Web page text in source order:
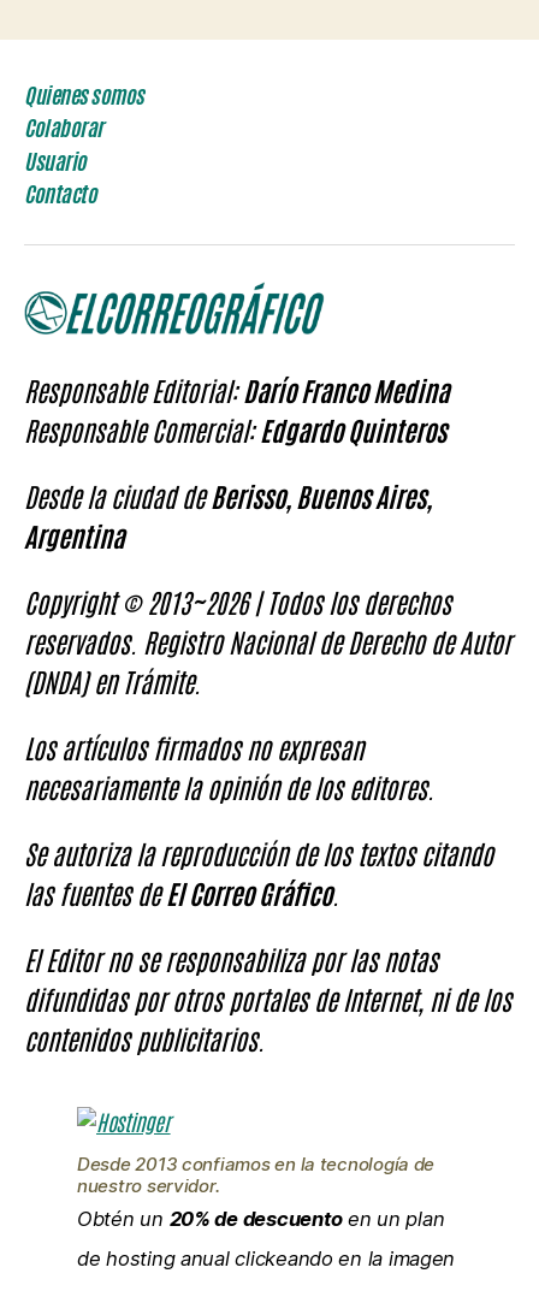
Quienes somos
Colaborar
Usuario
Contacto
Responsable Editorial:Darío Franco Medina
Responsable Comercial:Edgardo Quinteros
Desde la ciudad deBerisso, Buenos Aires,
Argentina
Copyright © 2013~2026 | Todos los derechos
reservados. Registro Nacional de Derecho de Autor
(DNDA) en Trámite.
Los artículos firmados no expresan
necesariamente la opinión de los editores.
Se autoriza la reproducción de los textos citando
las fuentes deEl Correo Gráfico.
El Editor no se responsabiliza por las notas
difundidas por otros portales de Internet, ni de los
contenidos publicitarios.
Desde 2013 confiamos en la tecnología de
nuestro servidor.
Obtén un 20% de descuentoen un plan
de hosting anual clickeando en la imagen